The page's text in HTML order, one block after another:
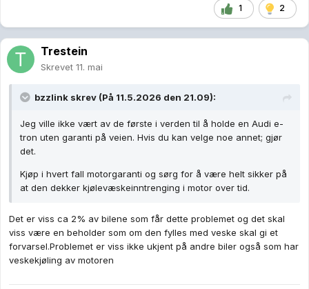
1 2
Trestein
Skrevet 11. mai
bzzlink skrev (På 11.5.2026 den 21.09):
Jeg ville ikke vært av de første i verden til å holde en Audi e-
tron uten garanti på veien. Hvis du kan velge noe annet; gjør
det.
Kjøp i hvert fall motorgaranti og sørg for å være helt sikker på
at den dekker kjølevæskeinntrenging i motor over tid.
Det er viss ca 2% av bilene som får dette problemet og det skal
viss være en beholder som om den fylles med veske skal gi et
forvarsel.Problemet er viss ikke ukjent på andre biler også som har
veskekjøling av motoren